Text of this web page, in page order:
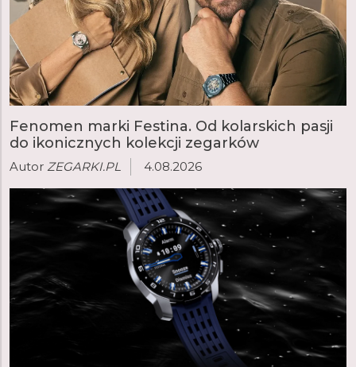
Fenomen marki Festina. Od kolarskich pasji
do ikonicznych kolekcji zegarków
Autor ZEGARKI.PL 4.08.2026